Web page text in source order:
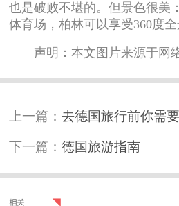
也是破败不堪的。但景色很美
体育场，柏林可以享受360度全
声明：本文图片来源于网
上一篇：去德国旅行前你需
下一篇：德国旅游指南